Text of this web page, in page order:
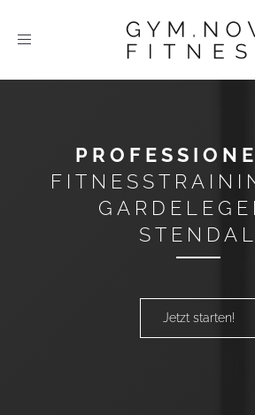
Toggle
STENDAL
Jetzt starten!